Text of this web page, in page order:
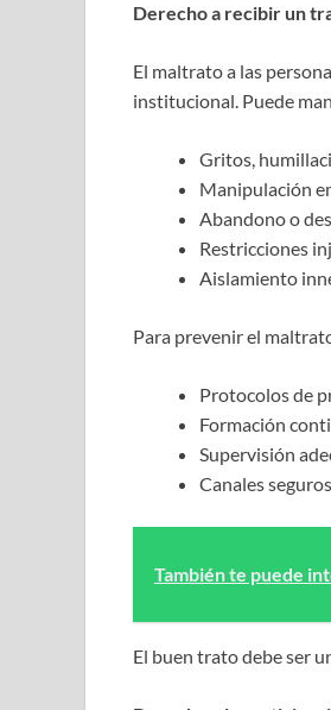
Derecho a recibir un
El maltrato a las
institucional. Puede
Gritos,
Manipulación
Abandono o
Restricciones
Aislamiento
Para prevenir el
Protocolos de
Formación
Supervisión
Canales
También te puede
El buen trato debe ser